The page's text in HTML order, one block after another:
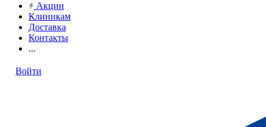
Акции
Клиникам
Доставка
Контакты
...
Войти